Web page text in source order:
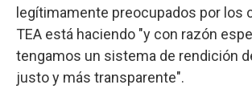
legítimamente preocupados por los
TEA está haciendo "y con razón
tengamos un sistema de rendición
justo y más transparente".